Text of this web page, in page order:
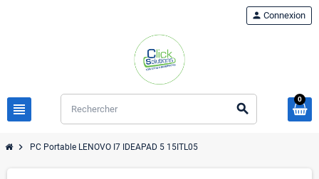
view_headline search
person Connexion
0
chevron_right PC Portable LENOVO I7 IDEAPAD 5 15ITL05